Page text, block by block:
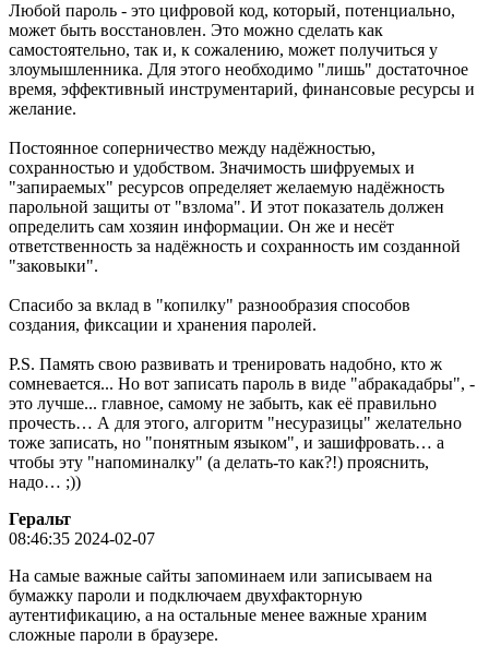
Любой пароль - это цифровой код, который, потенциально,
может быть восстановлен. Это можно сделать как
самостоятельно, так и, к сожалению, может получиться у
злоумышленника. Для этого необходимо "лишь" достаточное
время, эффективный инструментарий, финансовые ресурсы и
желание.
Постоянное соперничество между надёжностью,
сохранностью и удобством. Значимость шифруемых и
"запираемых" ресурсов определяет желаемую надёжность
парольной защиты от "взлома". И этот показатель должен
определить сам хозяин информации. Он же и несёт
ответственность за надёжность и сохранность им созданной
"заковыки".
Спасибо за вклад в "копилку" разнообразия способов
создания, фиксации и хранения паролей.
P.S. Память свою развивать и тренировать надобно, кто ж
сомневается... Но вот записать пароль в виде "абракадабры", -
это лучше... главное, самому не забыть, как её правильно
прочесть… А для этого, алгоритм "несуразицы" желательно
тоже записать, но "понятным языком", и зашифровать… а
чтобы эту "напоминалку" (а делать-то как?!) прояснить,
надо… ;))
Геральт
08:46:35 2024-02-07
На самые важные сайты запоминаем или записываем на
бумажку пароли и подключаем двухфакторную
аутентификацию, а на остальные менее важные храним
сложные пароли в браузере.